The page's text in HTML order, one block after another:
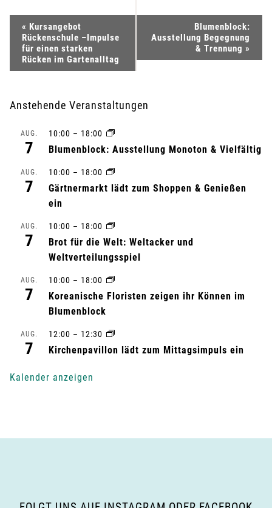
a
v
« Kursangebot
Rückenschule –Impulse
für einen starken
Rücken im Gartenalltag
Blumenblock:
Ausstellung Begegnung
& Trennung »
Anstehende Veranstaltungen
AUG.
7
10:00 – 18:00
Blumenblock: Ausstellung Monoton & Vielfältig
AUG.
7
10:00 – 18:00
Gärtnermarkt lädt zum Shoppen & Genießen
ein
AUG.
7
10:00 – 18:00
Brot für die Welt: Weltacker und
Weltverteilungsspiel
AUG.
7
10:00 – 18:00
Koreanische Floristen zeigen ihr Können im
Blumenblock
AUG.
7
12:00 – 12:30
Kirchenpavillon lädt zum Mittagsimpuls ein
Kalender anzeigen